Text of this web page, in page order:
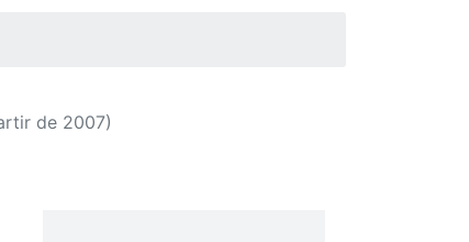
de 2007)